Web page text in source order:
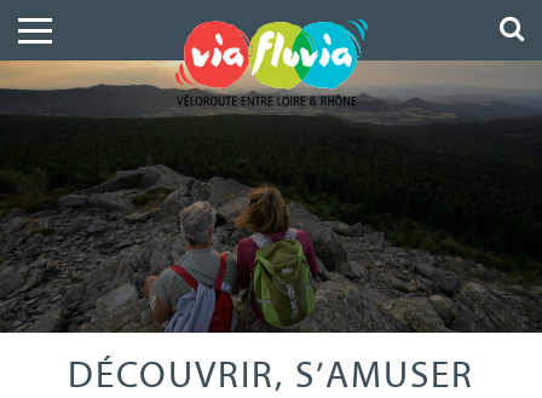
DÉCOUVRIR, S’AMUSER